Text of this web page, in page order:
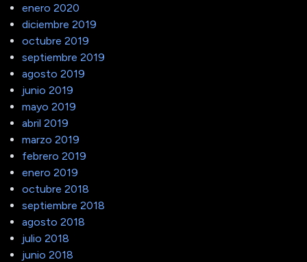
enero 2020
diciembre 2019
octubre 2019
septiembre 2019
agosto 2019
junio 2019
mayo 2019
abril 2019
marzo 2019
febrero 2019
enero 2019
octubre 2018
septiembre 2018
agosto 2018
julio 2018
junio 2018